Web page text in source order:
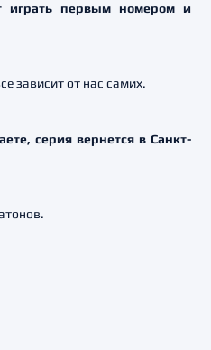
играть первым номером и
зависит от нас самих.
серия вернется в Санкт-